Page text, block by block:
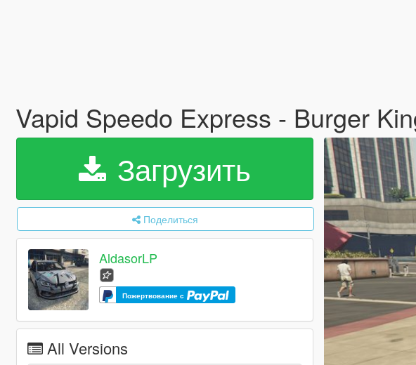
Vapid Speedo Express - Burger
Загрузить
Поделиться
AldasorLP
Пожертвование с
All Versions